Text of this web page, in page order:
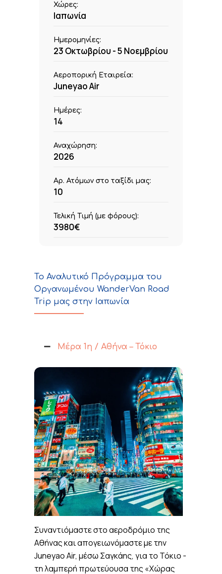
Χώρες:
Ιαπωνία
Ημερομηνίες:
23 Οκτωβρίου - 5 Νοεμβρίου
Αεροπορική Εταιρεία:
Juneyao Air
Ημέρες:
14
Αναχώρηση:
2026
Αρ. Ατόμων στο ταξίδι μας:
10
Τελική Τιμή (με φόρους):
3980€
Το Αναλυτικό Πρόγραμμα του
Οργανωμένου WanderVan Road
Trip μας στην Ιαπωνία
Μέρα 1η / Αθήνα – Τόκιο
Συναντιόμαστε στο αεροδρόμιο της
Αθήνας και απογειωνόμαστε με την
Juneyao Air, μέσω Σαγκάης, για το Τόκιο -
τη λαμπερή πρωτεύουσα της «Χώρας